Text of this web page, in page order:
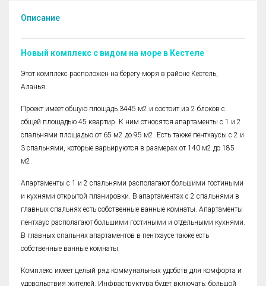
Описание
Новый комплекс с видом на море в Кестеле
Этот комплекс расположен на берегу моря в районе Кестель,
Аланья.
Проект имеет общую площадь 3445 м2 и состоит из 2 блоков с
общей площадью 45 квартир. К ним относятся апартаменты с 1 и 2
спальнями площадью от 65 м2 до 95 м2. Есть также пентхаусы с 2 и
3 спальнями, которые варьируются в размерах от 140 м2 до 185
м2.
Апартаменты с 1 и 2 спальнями располагают большими гостиными
и кухнями открытой планировки. В апартаментах с 2 спальнями в
главных спальнях есть собственные ванные комнаты. Апартаменты
пентхаус располагают большими гостиными и отдельными кухнями.
В главных спальнях апартаментов в пентхаусе также есть
собственные ванные комнаты.
Комплекс имеет целый ряд коммунальных удобств для комфорта и
удовольствия жителей. Инфраструктура будет включать: большой